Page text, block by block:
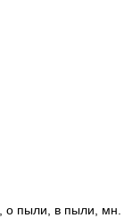
пыли, в пыли, мн.